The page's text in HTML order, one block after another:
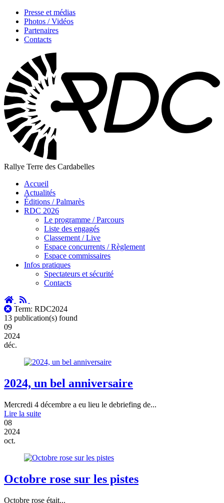
Presse et médias
Photos / Vidéos
Partenaires
Contacts
Rallye Terre des Cardabelles
Accueil
Actualités
Éditions / Palmarès
RDC 2026
Le programme / Parcours
Liste des engagés
Classement / Live
Espace concurrents / Règlement
Espace commissaires
Infos pratiques
Spectateurs et sécurité
Contacts
Accueil
Toutes
les
publications
Term: RDC2024
13 publication(s) found
09
2024
déc.
2024, un bel anniversaire
Mercredi 4 décembre a eu lieu le debriefing de...
Lire la suite
08
2024
oct.
Octobre rose sur les pistes
Octobre rose était...